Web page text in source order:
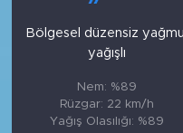
Bölgesel düzensiz
yağışlı
Nem: %89
Rüzgar: 22 km/h
Yağış Olasılığı: %89